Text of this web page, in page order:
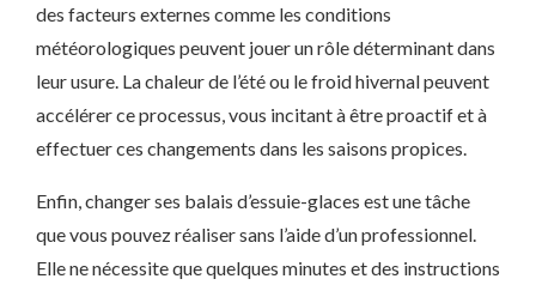
des facteurs externes comme les conditions
météorologiques peuvent jouer un rôle déterminant dans
leur usure. La chaleur de l’été ou le froid hivernal peuvent
accélérer ce processus, vous incitant à être proactif et à
effectuer ces changements dans les saisons propices.
Enfin, changer ses balais d’essuie-glaces est une tâche
que vous pouvez réaliser sans l’aide d’un professionnel.
Elle ne nécessite que quelques minutes et des instructions